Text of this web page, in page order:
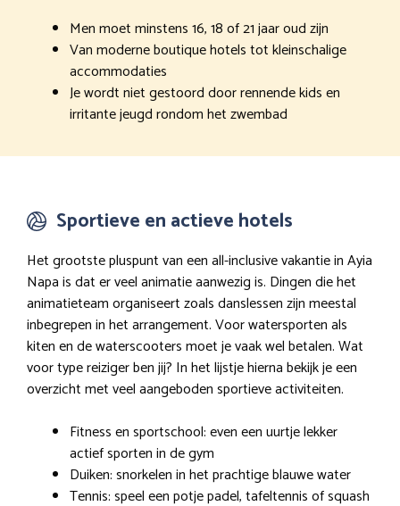
Men moet minstens 16, 18 of 21 jaar oud zijn
Van moderne boutique hotels tot kleinschalige
accommodaties
Je wordt niet gestoord door rennende kids en
irritante jeugd rondom het zwembad
Sportieve en actieve hotels
Het grootste pluspunt van een all-inclusive vakantie in Ayia
Napa is dat er veel animatie aanwezig is. Dingen die het
animatieteam organiseert zoals danslessen zijn meestal
inbegrepen in het arrangement. Voor watersporten als
kiten en de waterscooters moet je vaak wel betalen. Wat
voor type reiziger ben jij? In het lijstje hierna bekijk je een
overzicht met veel aangeboden sportieve activiteiten.
Fitness en sportschool: even een uurtje lekker
actief sporten in de gym
Duiken: snorkelen in het prachtige blauwe water
Tennis: speel een potje padel, tafeltennis of squash